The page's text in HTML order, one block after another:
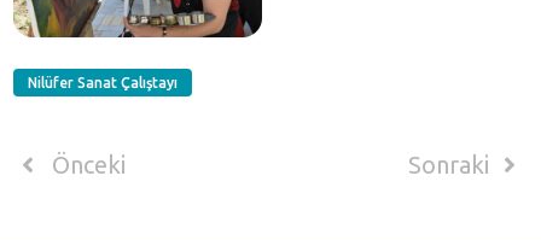
Nilüfer Sanat Çalıştayı
Önceki Sonraki